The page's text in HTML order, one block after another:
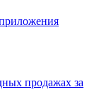
продажах за